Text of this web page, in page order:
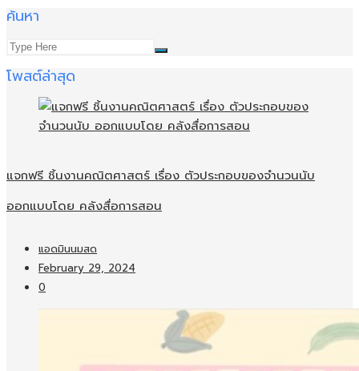
ค้นหา
โพสต์ล่าสุด
แจกฟรี ชิ้นงานคณิตศาสตร์ เรื่อง ตัวประกอบของจำนวนนับ
ออกแบบโดย คลังสื่อการสอน
แอดมินนมสด
February 29, 2024
0